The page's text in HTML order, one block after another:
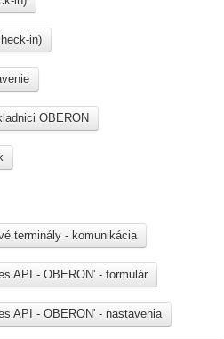
in)
OBERON
terminály - komunikácia
API - OBERON' - formulár
API - OBERON' - nastavenia